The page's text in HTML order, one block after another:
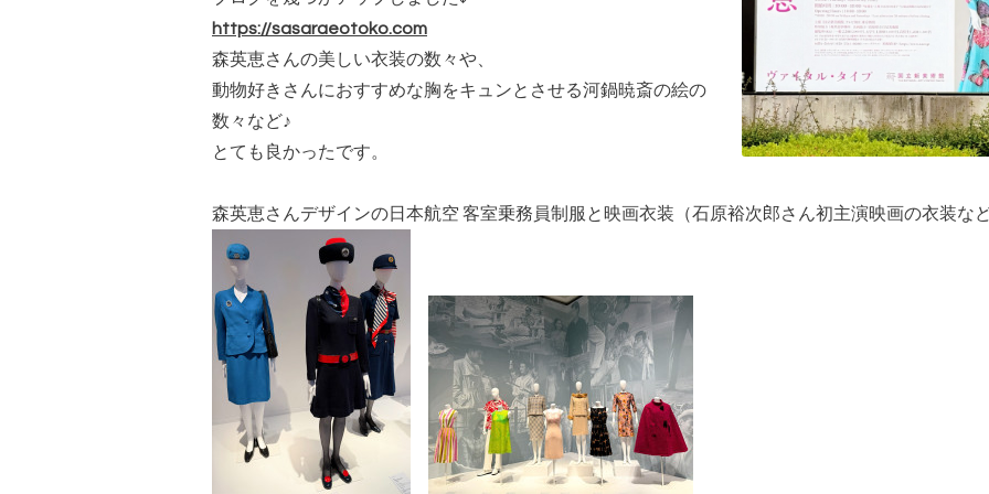
https://sasaraeotoko.com
森英恵さんの美しい衣装の数々や、
動物好きさんにおすすめな胸をキュンとさせる河鍋暁斎の絵の
数々など♪
とても良かったです。
森英恵さんデザインの日本航空 客室乗務員制服と映画衣装（石原裕次郎さん初主演映画の衣装な